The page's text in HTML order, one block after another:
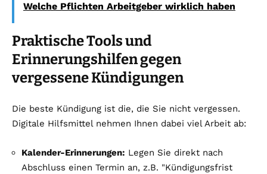
Welche Pflichten Arbeitgeber wirklich haben
Praktische Tools und
Erinnerungshilfen gegen
vergessene Kündigungen
Die beste Kündigung ist die, die Sie nicht vergessen.
Digitale Hilfsmittel nehmen Ihnen dabei viel Arbeit ab:
Kalender-Erinnerungen: Legen Sie direkt nach
Abschluss einen Termin an, z.B. "Kündigungsfrist